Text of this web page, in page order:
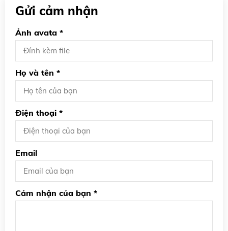
Gửi cảm nhận
Ảnh avata *
Họ và tên *
Điện thoại *
Email
Cảm nhận của bạn *